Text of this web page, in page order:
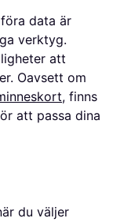
data är
verktyg.
att
Oavsett om
, finns
att passa dina
du väljer